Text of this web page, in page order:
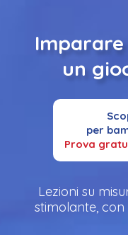
un
per
Prova
Lezioni su
stimolante, con